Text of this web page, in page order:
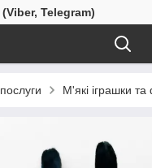
Telegram)
М'які іграшки та